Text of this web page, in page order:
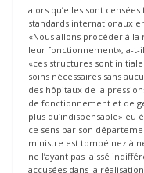
alors qu’elles sont
standards internationaux
«Nous allons procéder à
leur fonctionnement», a-t-
«ces structures sont
soins nécessaires sans
des hôpitaux de la
de fonctionnement et de
plus qu’indispensable» eu
ce sens par son
ministre est tombé nez à
ne l’ayant pas laissé
accusées dans la